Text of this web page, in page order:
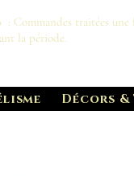
: Commandes traitées une
la période.
Décors